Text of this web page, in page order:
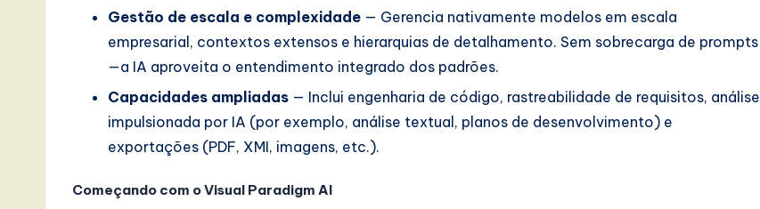
Gestão de escala e complexidade — Gerencia nativamente modelos em escala
empresarial, contextos extensos e hierarquias de detalhamento. Sem sobrecarga de prompts
—a IA aproveita o entendimento integrado dos padrões.
Capacidades ampliadas — Inclui engenharia de código, rastreabilidade de requisitos, análise
impulsionada por IA (por exemplo, análise textual, planos de desenvolvimento) e
exportações (PDF, XMI, imagens, etc.).
Começando com o Visual Paradigm AI